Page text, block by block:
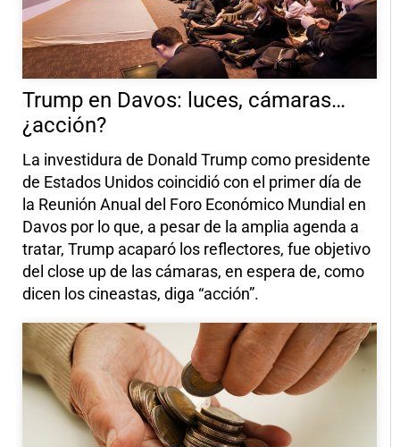
Trump en Davos: luces, cámaras…
¿acción?
La investidura de Donald Trump como presidente
de Estados Unidos coincidió con el primer día de
la Reunión Anual del Foro Económico Mundial en
Davos por lo que, a pesar de la amplia agenda a
tratar, Trump acaparó los reflectores, fue objetivo
del close up de las cámaras, en espera de, como
dicen los cineastas, diga “acción”.